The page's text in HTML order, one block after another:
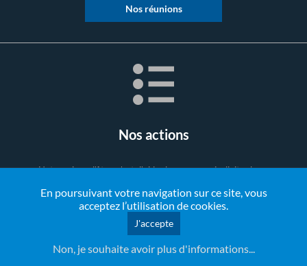
En poursuivant votre navigation sur ce site, vous
acceptez l’utilisation de cookies.
J'accepte
Non, je souhaite avoir plus d'informations...
Nos réunions
Nos actions
Notre raison d'être, c'est d'aider les mamans à allaiter leurs
Nos actions